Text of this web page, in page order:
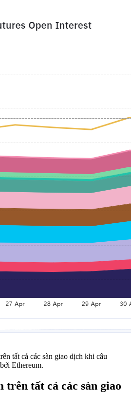
tất cả các sàn giao dịch khi câu
Ethereum.
tất cả các sàn giao